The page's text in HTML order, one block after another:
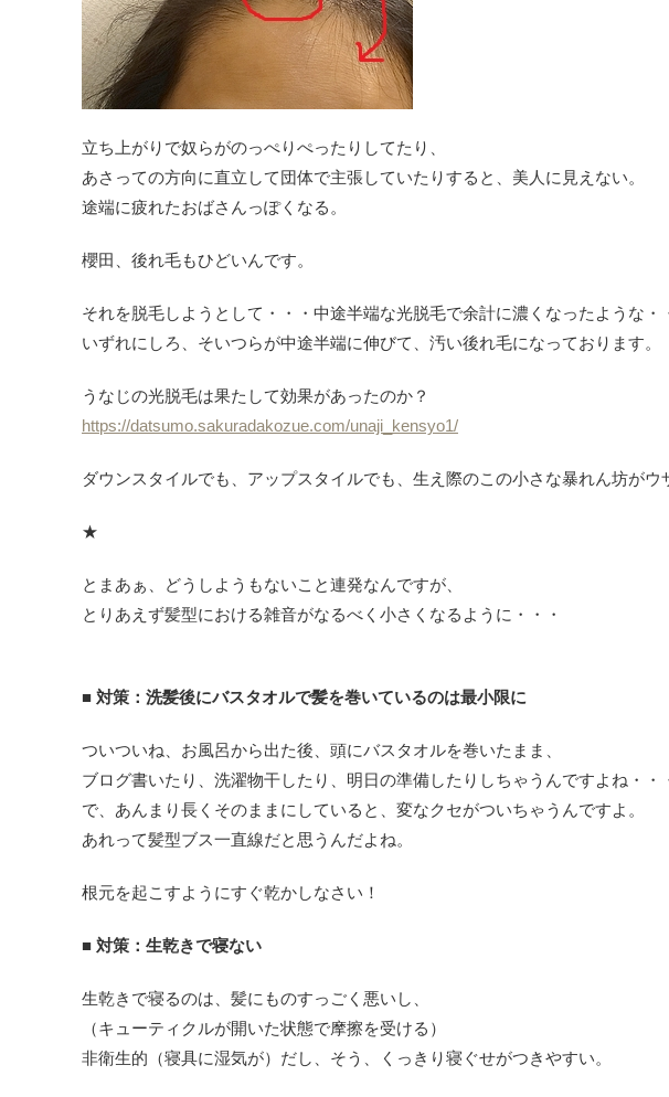
立ち上がりで奴らがのっぺりぺったりしてたり、
あさっての方向に直立して団体で主張していたりすると、美人に見えない。
途端に疲れたおばさんっぽくなる。
櫻田、後れ毛もひどいんです。
それを脱毛しようとして・・・中途半端な光脱毛で余計に濃くなったような・
いずれにしろ、そいつらが中途半端に伸びて、汚い後れ毛になっております。
うなじの光脱毛は果たして効果があったのか？
https://datsumo.sakuradakozue.com/unaji_kensyo1/
ダウンスタイルでも、アップスタイルでも、生え際のこの小さな暴れん坊がウ
★
とまあぁ、どうしようもないこと連発なんですが、
とりあえず髪型における雑音がなるべく小さくなるように・・・
■ 対策：洗髪後にバスタオルで髪を巻いているのは最小限に
ついついね、お風呂から出た後、頭にバスタオルを巻いたまま、
ブログ書いたり、洗濯物干したり、明日の準備したりしちゃうんですよね・・
で、あんまり長くそのままにしていると、変なクセがついちゃうんですよ。
あれって髪型ブス一直線だと思うんだよね。
根元を起こすようにすぐ乾かしなさい！
■ 対策：生乾きで寝ない
生乾きで寝るのは、髪にものすっごく悪いし、
（キューティクルが開いた状態で摩擦を受ける）
非衛生的（寝具に湿気が）だし、そう、くっきり寝ぐせがつきやすい。